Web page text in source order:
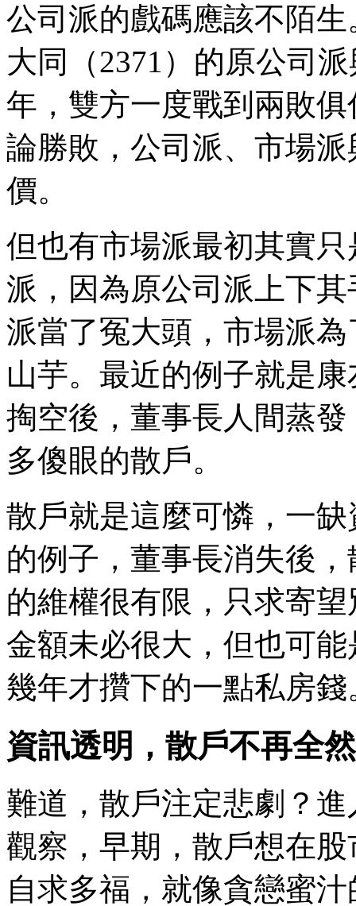
公司派的戲碼應該不陌
大同（2371）的原公司
年，雙方一度戰到兩敗
論勝敗，公司派、市場
價。
但也有市場派最初其實
派，因為原公司派上下
派當了冤大頭，市場派
山芋。最近的例子就是
掏空後，董事長人間蒸
多傻眼的散戶。
散戶就是這麼可憐，一
的例子，董事長消失後
的維權很有限，只求寄
金額未必很大，但也可
幾年才攢下的一點私房錢
資訊透明，散戶不再全
難道，散戶注定悲劇？
觀察，早期，散戶想在
自求多福，就像貪戀蜜